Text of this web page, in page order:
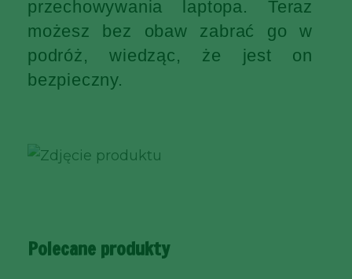
przechowywania laptopa. Teraz
możesz bez obaw zabrać go w
podróż, wiedząc, że jest on
bezpieczny.
Polecane produkty